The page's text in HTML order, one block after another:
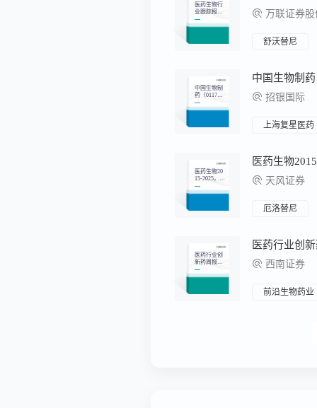
医药生物行
业跟踪报
告：2025FD
A新药全
万联证券股份
舒沃替尼
中国生物制
药（0117
7）：创新
管线价值重
招银国际
上海复星医药
医药生物20
15-2025，中
国创新药投
资十年复盘
医药生物
天风证券
厄洛替尼
医药行业创
新药周报
（5.12-5.1
6）
医药行业创
西南证券
前沿生物药业